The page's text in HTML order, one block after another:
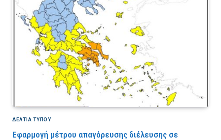
ΔΕΛΤΙΑ ΤΥΠΟΥ
Εφαρμογή μέτρου απαγόρευσης διέλευσης σε